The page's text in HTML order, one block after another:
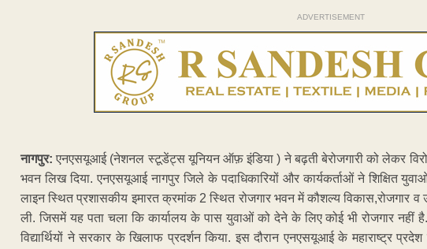
ADVERTISEMENT
नागपुर: एनएसयूआई (नेशनल स्टूडेंट्स यूनियन ऑफ़ इंडिया ) ने बढ़ती बेरोजगारी को लेकर
भवन लिख दिया. एनएसयूआई नागपुर जिले के पदाधिकारियों और कार्यकर्ताओं ने शिक्षित
लाइन स्थित प्रशासकीय इमारत क्रमांक 2 स्थित रोजगार भवन में कौशल्य विकास,रोजगार व
ली. जिसमें यह पता चला कि कार्यालय के पास युवाओं को देने के लिए कोई भी रोजगार
विद्यार्थियों ने सरकार के खिलाफ प्रदर्शन किया. इस दौरान एनएसयूआई के महाराष्ट्र